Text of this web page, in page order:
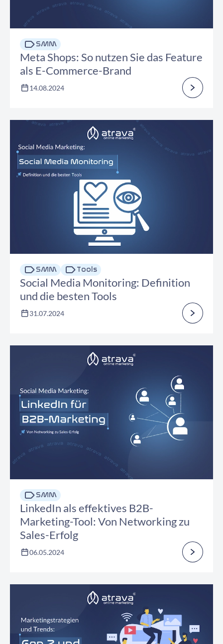
SMM
Meta Shops: So nutzen Sie das Feature
als E-Commerce-Brand
14.08.2024
SMM Tools
Social Media Monitoring: Definition
und die besten Tools
31.07.2024
SMM
LinkedIn als effektives B2B-
Marketing-Tool: Von Networking zu
Sales-Erfolg
06.05.2024